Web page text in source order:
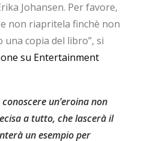
Johansen. Per favore,
non riapritela finchè non
copia del libro”, si
su Entertainment
un’eroina non
a tutto, che lascerà il
un esempio per